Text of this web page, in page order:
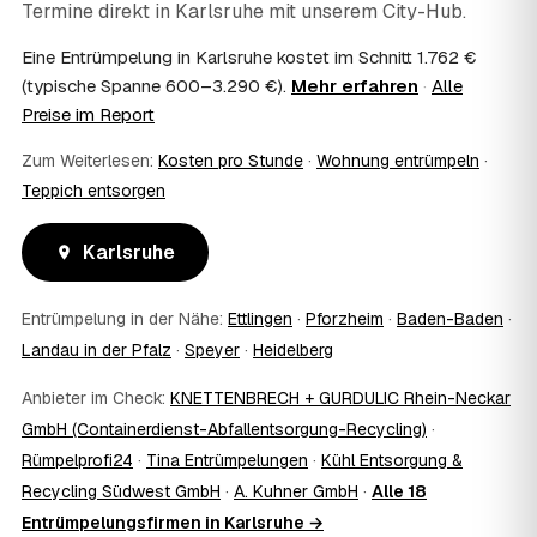
Kosten?
Im Einzelfall ist das möglich — etwa bei einer
Wohnungsauflösung im Rahmen von Sozialhilfe oder
einem vom Amt veranlassten Umzug. Wichtig: Den Antrag
stellen Sie vor Auftragserteilung beim zuständigen Amt
Zentrum vermittelt die Entrümpler, entscheidet aber nicht
über die Kostenübernahme.
08 Bekomme ich einen Entsorgungsnachweis?
Ja. Die Partner entsorgen über zugelassene Höfe und
stellen auf Wunsch einen Entsorgungsnachweis aus —
oder die eigene Dokumentation.
09 Muss ich bei der Entrümpelung anwesend sein?
Übergabe und zum Abschluss vor Ort; den genauen
Ablauf — etwa die Schlüsselübergabe — stimmen Sie
direkt mit dem Entrümpler ab.
10 Was ist im Festpreis enthalten?
Der Festpreis deckt in der Regel das komplette
Termine direkt in Karlsruhe mit unserem City-Hub.
Eine Entrümpelung in Karlsruhe kostet im Schnitt 1.762 €
(typische Spanne 600–3.290 €). Mehr erfahren · Alle
Preise im Report
Zum Weiterlesen: Kosten pro Stunde · Wohnung entrümpeln ·
Teppich entsorgen
Karlsruhe
Entrümpelung in der Nähe: Ettlingen · Pforzheim · Baden-Baden ·
Landau in der Pfalz · Speyer · Heidelberg
Anbieter im Check: KNETTENBRECH + GURDULIC Rhein-Neckar
GmbH (Containerdienst-Abfallentsorgung-Recycling) ·
Rümpelprofi24 · Tina Entrümpelungen · Kühl Entsorgung &
Recycling Südwest GmbH · A. Kuhner GmbH · Alle 18
Entrümpelungsfirmen in Karlsruhe →